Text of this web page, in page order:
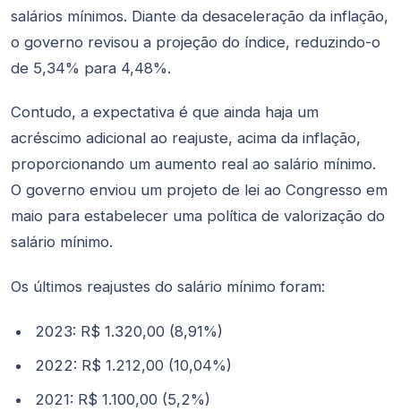
salários mínimos. Diante da desaceleração da inflação,
o governo revisou a projeção do índice, reduzindo-o
de 5,34% para 4,48%.
Contudo, a expectativa é que ainda haja um
acréscimo adicional ao reajuste, acima da inflação,
proporcionando um aumento real ao salário mínimo.
O governo enviou um projeto de lei ao Congresso em
maio para estabelecer uma política de valorização do
salário mínimo.
Os últimos reajustes do salário mínimo foram:
2023: R$ 1.320,00 (8,91%)
2022: R$ 1.212,00 (10,04%)
2021: R$ 1.100,00 (5,2%)